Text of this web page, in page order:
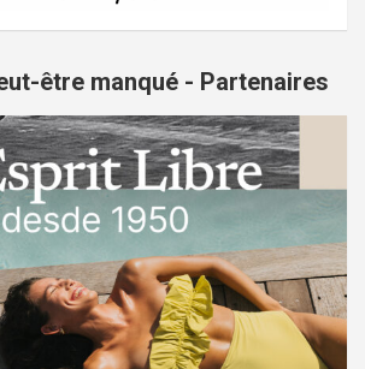
être manqué - Partenaires